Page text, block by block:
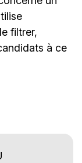
filtrer,
à ce